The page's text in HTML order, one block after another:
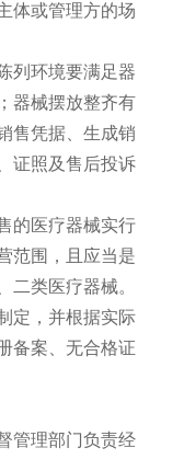
体或管理方的场
环境要满足器
器械摆放整齐有
售凭据、生成销
证照及售后投诉
医疗器械实行
范围，且应当是
二类医疗器械。
定，并根据实际
备案、无合格证
理部门负责经